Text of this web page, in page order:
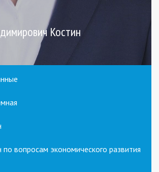
Костин
вопросам экономического развития